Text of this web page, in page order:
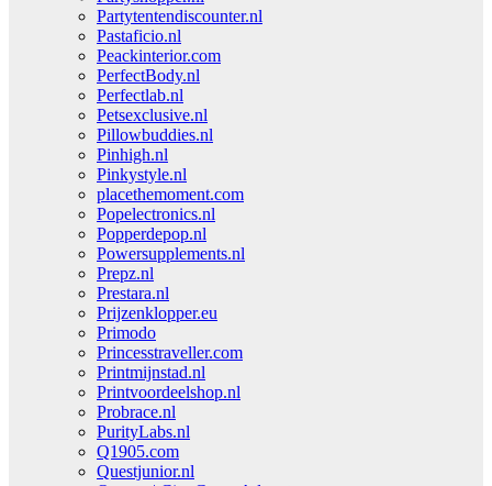
Partytentendiscounter.nl
Pastaficio.nl
Peackinterior.com
PerfectBody.nl
Perfectlab.nl
Petsexclusive.nl
Pillowbuddies.nl
Pinhigh.nl
Pinkystyle.nl
placethemoment.com
Popelectronics.nl
Popperdepop.nl
Powersupplements.nl
Prepz.nl
Prestara.nl
Prijzenklopper.eu
Primodo
Princesstraveller.com
Printmijnstad.nl
Printvoordeelshop.nl
Probrace.nl
PurityLabs.nl
Q1905.com
Questjunior.nl